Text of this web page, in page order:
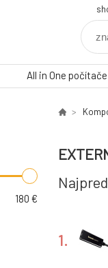
All in One počítače
180 €
1.